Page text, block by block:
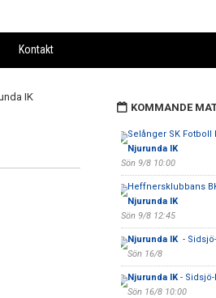
Kontakt
KOMMANDE
Selånger SK Fotboll
Njurunda IK
Sön 9/8 10:00
Heffnersklubbans
Njurunda IK
Sön 9/8 12:45
Njurunda IK -
Sön 16/8
Njurunda IK- Sidsjö-
Sön 16/8 10:00